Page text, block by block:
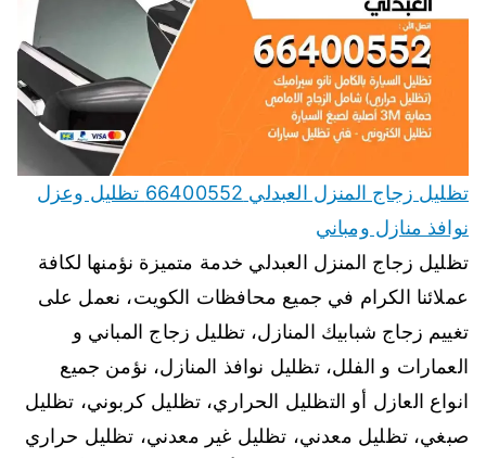
تظليل زجاج المنزل العبدلي 66400552 تظليل وعزل
نوافذ منازل ومباني
تظليل زجاج المنزل العبدلي خدمة متميزة نؤمنها لكافة
عملائنا الكرام في جميع محافظات الكويت، نعمل على
تغييم زجاج شبابيك المنازل، تظليل زجاج المباني و
العمارات و الفلل، تظليل نوافذ المنازل، نؤمن جميع
انواع العازل أو التظليل الحراري، تظليل كربوني، تظليل
صبغي، تظليل معدني، تظليل غير معدني، تظليل حراري